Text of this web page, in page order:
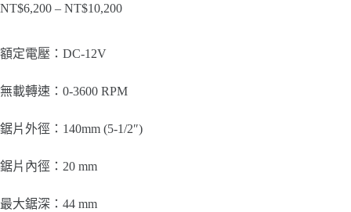
NT$6,200 – NT$10,200價
額定電壓：DC-12V
無載轉速：0-3600 RPM
鋸片外徑：140mm (5-1/2″)
鋸片內徑：20 mm
最大鋸深：44 mm